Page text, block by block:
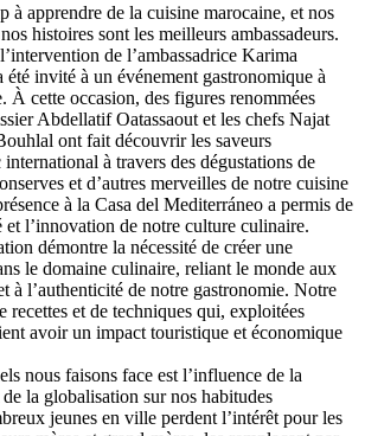
à apprendre de la cuisine marocaine, et nos
histoires sont les meilleurs ambassadeurs.
de l’ambassadrice Karima
invité à un événement gastronomique à
À cette occasion, des figures renommées
Abdellatif Oatassaout et les chefs Najat
ont fait découvrir les saveurs
à travers des dégustations de
et d’autres merveilles de notre cuisine
à la Casa del Mediterráneo a permis de
et l’innovation de notre culture culinaire.
démontre la nécessité de créer une
le domaine culinaire, reliant le monde aux
à l’authenticité de notre gastronomie. Notre
recettes et de techniques qui, exploitées
avoir un impact touristique et économique
nous faisons face est l’influence de la
la globalisation sur nos habitudes
jeunes en ville perdent l’intérêt pour les